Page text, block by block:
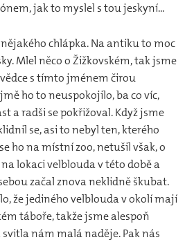
jak to myslel s tou jeskyní...
chlápka. Na antiku to moc
Mlel něco o Žižkovském, tak jsme
s tímto jménem čirou
ho to neuspokojilo, ba co víc,
a radši se pokřižoval. Když jsme
se, asi to nebyl ten, kterého
ho na místní zoo, netušil však, o
na lokaci velblouda v této době a
začal znova neklidně škubat.
že jediného velblouda v okolí mají
táboře, takže jsme alespoň
nám malá naděje. Pak nás